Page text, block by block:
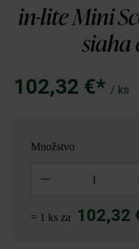
in-lite Mini
siaha
102,32 €* / ks
Množstvo
= 1 ks za 102,32